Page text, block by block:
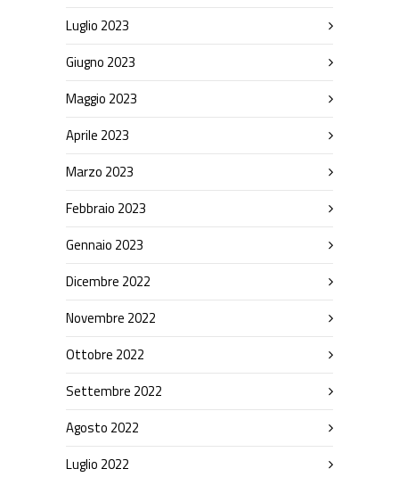
Luglio 2023
Giugno 2023
Maggio 2023
Aprile 2023
Marzo 2023
Febbraio 2023
Gennaio 2023
Dicembre 2022
Novembre 2022
Ottobre 2022
Settembre 2022
Agosto 2022
Luglio 2022